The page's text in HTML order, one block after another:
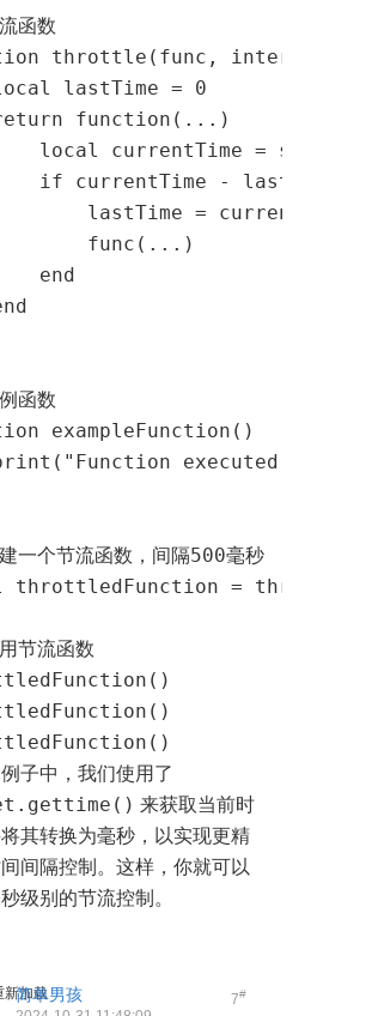
函数
throttle(func, interval)
lastTime = 0
function(...)
local currentTime =
if currentTime - lastTime
lastTime = currentTime
func(...)
end
函数
exampleFunction()
executed at "
一个节流函数，间隔500毫秒
throttledFunction =
节流函数
子中，我们使用了
来获取当前时
其转换为毫秒，以实现更精
间隔控制。这样，你就可以
级别的节流控制。
新加载 7#
简单男孩